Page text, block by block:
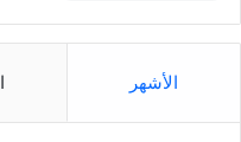
الأشهر